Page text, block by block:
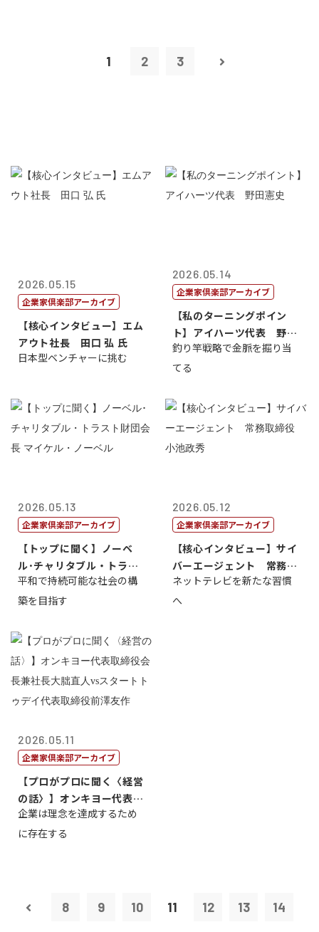
1 2 3
2026.05.15
企業家倶楽部アーカイブ
【核心インタビュー】エム
アウト社長 田口 弘 氏
日本型ベンチャーに挑む
2026.05.14
企業家倶楽部アーカイブ
【私のターニングポイン
ト】アイハーツ代表 野田
憲史
釣り竿戦略で金脈を掘り当
てる
2026.05.13
企業家倶楽部アーカイブ
【トップに聞く】ノーベ
ル･チャリタブル・トラス
ト財団会長 マ...
平和で持続可能な社会の構
築を目指す
2026.05.12
企業家倶楽部アーカイブ
【核心インタビュー】サイ
バーエージェント 常務取
締役 小池政...
ネットテレビを新たな習慣
へ
2026.05.11
企業家倶楽部アーカイブ
【プロがプロに聞く〈経営
の話〉】オンキヨー代表取
締役会長兼社...
企業は理念を達成するため
に存在する
8 9 10 11 12 13 14